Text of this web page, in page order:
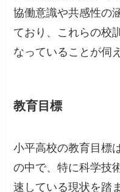
協働意識や共感性の
ており、これらの校
なっていることが伺
教育目標
小平高校の教育目標
の中で、特に科学技
速している現状を踏